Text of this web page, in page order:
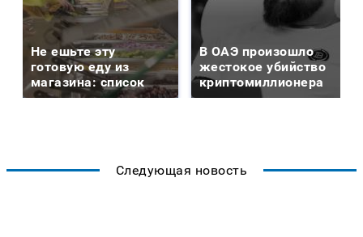
Не ешьте эту
готовую еду из
магазина: список
В ОАЭ произошло
жестокое убийство
криптомиллионера
Следующая новость